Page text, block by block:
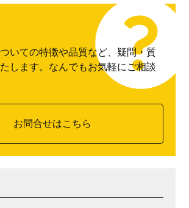
いての特徴や品質など、疑問・質
します。なんでもお気軽にご相談
お問合せはこちら